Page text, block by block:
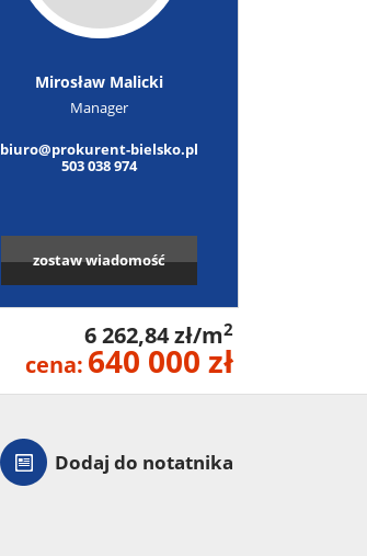
Mirosław Malicki
Manager
biuro@prokurent-bielsko.pl
503 038 974
zostaw wiadomość
6 262,84 zł/m2
cena: 640 000 zł
Dodaj do notatnika